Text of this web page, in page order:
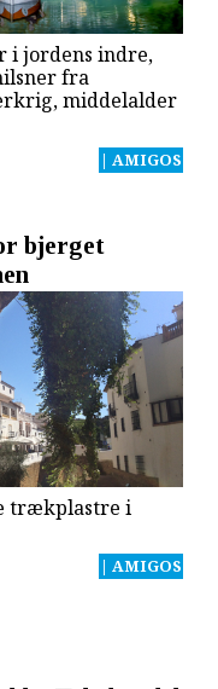
i jordens indre,
fra
middelalder
| AMIGOS
bjerget
trækplastre i
| AMIGOS